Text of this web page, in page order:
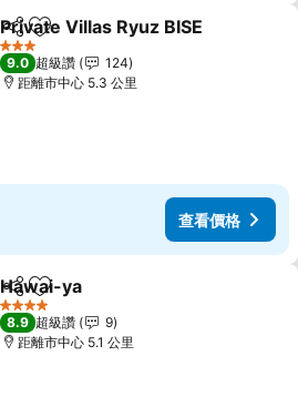
分享 加入我的最愛
Private Villas Ryuz BISE
3 星級
9.0 超級讚
124
距離市中心 5.3 公里
查看價格
分享 加入我的最愛
Hawai-ya
4 星級
8.9 超級讚
9
距離市中心 5.1 公里